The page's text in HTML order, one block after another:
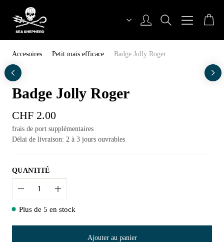
contenu
Sea Shepherd Switzerland
Accesoires Petit mais efficace Badge Jolly Roger
Badge Jolly Roger
CHF 2.00
frais de port supplémentaires
Délai de livraison: 2 à 3 jours ouvrables
QUANTITÉ
Quantité
Plus de 5 en stock
Ajouter au panier